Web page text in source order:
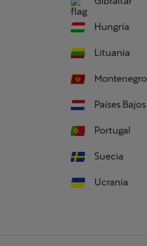
Hungría
Lituania
Montenegro
Países Bajos
Portugal
Suecia
Ucrania